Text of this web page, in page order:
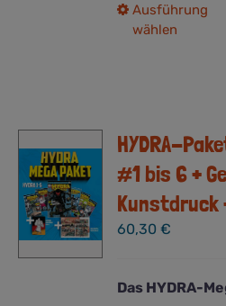
Ausführung
wählen
HYDRA-
#1 bis 6 +
Kunstdruck
60,30€
Das HYDRA-